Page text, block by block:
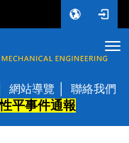
械工程學系
網站導覽
聯絡我們
平事件通報